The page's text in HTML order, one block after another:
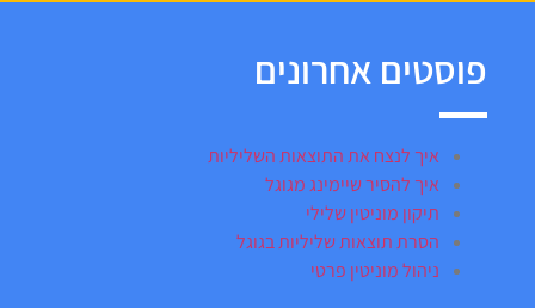
פוסטים אחרונים
איך לנצח את התוצאות השליליות
איך להסיר שיימינג מגוגל
תיקון מוניטין שלילי
הסרת תוצאות שליליות בגוגל
ניהול מוניטין פרטי